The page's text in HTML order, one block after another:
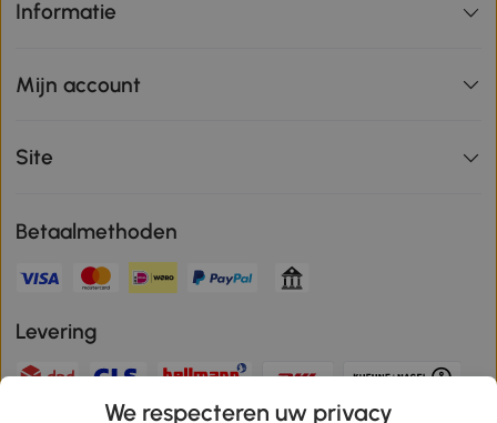
Informatie
Mijn account
Site
Betaalmethoden
Levering
We respecteren uw privacy